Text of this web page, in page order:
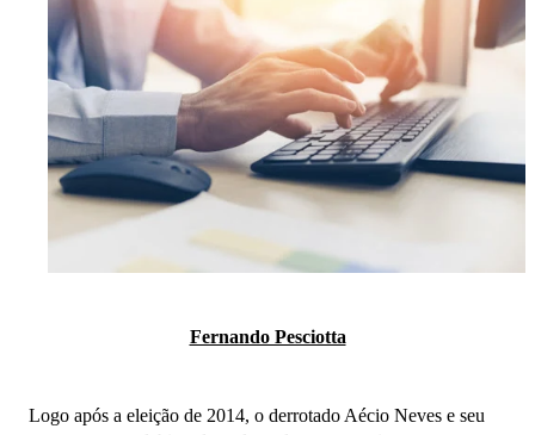
Fernando Pesciotta
Logo após a eleição de 2014, o derrotado Aécio Neves e seu